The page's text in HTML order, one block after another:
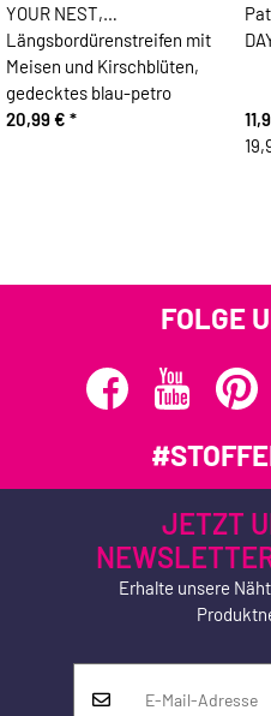
YOUR NEST,
Längsbordürenstreifen mit
Meisen und Kirschblüten,
gedecktes blau-petro
20,99 € *
FOLGE
JETZT
Erhalte unsere